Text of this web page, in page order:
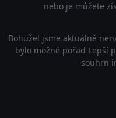
nebo je můžete
Bohužel jsme aktuálně
bylo možné pořad Lepší
souhrn